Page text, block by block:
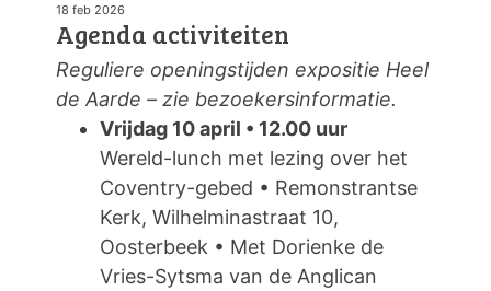
18 feb 2026
Agenda activiteiten
Reguliere openingstijden expositie Heel
de Aarde – zie bezoekersinformatie.
Vrijdag 10 april • 12.00 uur
Wereld-lunch met lezing over het
Coventry-gebed • Remonstrantse
Kerk, Wilhelminastraat 10,
Oosterbeek • Met Dorienke de
Vries-Sytsma van de Anglican